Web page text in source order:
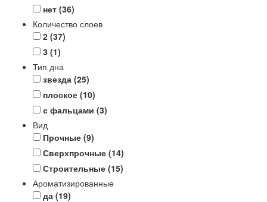
нет (36)
Количество слоев
2 (37)
3 (1)
Тип дна
звезда (25)
плоское (10)
с фальцами (3)
Вид
Прочные (9)
Сверхпрочные (14)
Строительные (15)
Ароматизированные
да (19)